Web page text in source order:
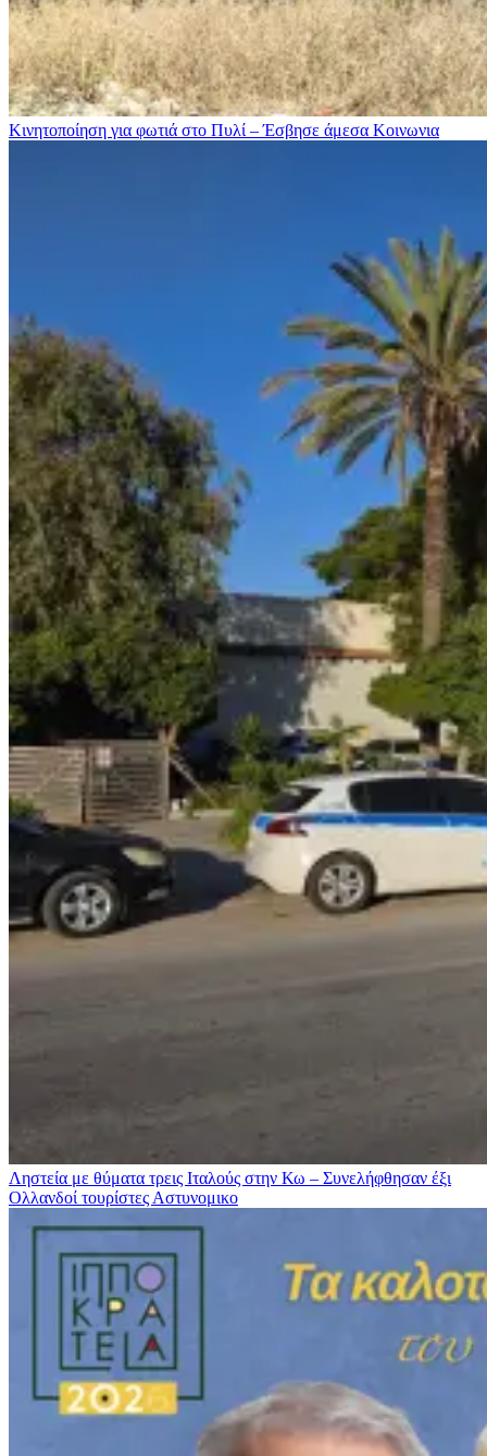
Κινητοποίηση για φωτιά στo Πυλί – Έσβησε άμεσα Κοινωνια
Ληστεία με θύματα τρεις Ιταλούς στην Κω – Συνελήφθησαν έξι
Ολλανδοί τουρίστες Αστυνομικο